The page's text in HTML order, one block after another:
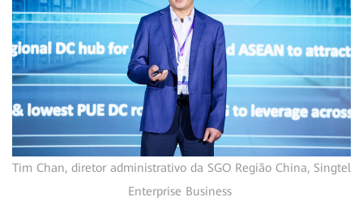
Tim Chan, diretor administrativo da SGO Região China, Singtel
Enterprise Business